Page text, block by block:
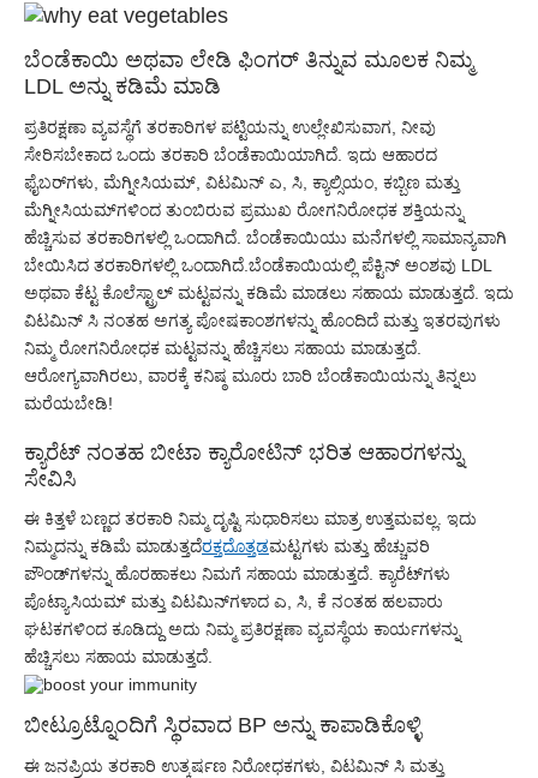
ಬೆಂಡೆಕಾಯಿ ಅಥವಾ ಲೇಡಿ ಫಿಂಗರ್ ತಿನ್ನುವ ಮೂಲಕ ನಿಮ್ಮ
LDL ಅನ್ನು ಕಡಿಮೆ ಮಾಡಿ
ಪ್ರತಿರಕ್ಷಣಾ ವ್ಯವಸ್ಥೆಗೆ ತರಕಾರಿಗಳ ಪಟ್ಟಿಯನ್ನು ಉಲ್ಲೇಖಿಸುವಾಗ, ನೀವು
ಸೇರಿಸಬೇಕಾದ ಒಂದು ತರಕಾರಿ ಬೆಂಡೆಕಾಯಿಯಾಗಿದೆ. ಇದು ಆಹಾರದ
ಫೈಬರ್‌ಗಳು, ಮೆಗ್ನೀಸಿಯಮ್, ವಿಟಮಿನ್ ಎ, ಸಿ, ಕ್ಯಾಲ್ಸಿಯಂ, ಕಬ್ಬಿಣ ಮತ್ತು
ಮೆಗ್ನೀಸಿಯಮ್‌ಗಳಿಂದ ತುಂಬಿರುವ ಪ್ರಮುಖ ರೋಗನಿರೋಧಕ ಶಕ್ತಿಯನ್ನು
ಹೆಚ್ಚಿಸುವ ತರಕಾರಿಗಳಲ್ಲಿ ಒಂದಾಗಿದೆ. ಬೆಂಡೆಕಾಯಿಯು ಮನೆಗಳಲ್ಲಿ ಸಾಮಾನ್ಯವಾಗಿ
ಬೇಯಿಸಿದ ತರಕಾರಿಗಳಲ್ಲಿ ಒಂದಾಗಿದೆ.ಬೆಂಡೆಕಾಯಿಯಲ್ಲಿ ಪೆಕ್ಟಿನ್ ಅಂಶವು LDL
ಅಥವಾ ಕೆಟ್ಟ ಕೊಲೆಸ್ಟ್ರಾಲ್ ಮಟ್ಟವನ್ನು ಕಡಿಮೆ ಮಾಡಲು ಸಹಾಯ ಮಾಡುತ್ತದೆ. ಇದು
ವಿಟಮಿನ್ ಸಿ ನಂತಹ ಅಗತ್ಯ ಪೋಷಕಾಂಶಗಳನ್ನು ಹೊಂದಿದೆ ಮತ್ತು ಇತರವುಗಳು
ನಿಮ್ಮ ರೋಗನಿರೋಧಕ ಮಟ್ಟವನ್ನು ಹೆಚ್ಚಿಸಲು ಸಹಾಯ ಮಾಡುತ್ತದೆ.
ಆರೋಗ್ಯವಾಗಿರಲು, ವಾರಕ್ಕೆ ಕನಿಷ್ಠ ಮೂರು ಬಾರಿ ಬೆಂಡೆಕಾಯಿಯನ್ನು ತಿನ್ನಲು
ಮರೆಯಬೇಡಿ!
ಕ್ಯಾರೆಟ್ ನಂತಹ ಬೀಟಾ ಕ್ಯಾರೋಟಿನ್ ಭರಿತ ಆಹಾರಗಳನ್ನು
ಸೇವಿಸಿ
ಈ ಕಿತ್ತಳೆ ಬಣ್ಣದ ತರಕಾರಿ ನಿಮ್ಮ ದೃಷ್ಟಿ ಸುಧಾರಿಸಲು ಮಾತ್ರ ಉತ್ತಮವಲ್ಲ. ಇದು
ನಿಮ್ಮದನ್ನು ಕಡಿಮೆ ಮಾಡುತ್ತದೆರಕ್ತದೊತ್ತಡಮಟ್ಟಗಳು ಮತ್ತು ಹೆಚ್ಚುವರಿ
ಪೌಂಡ್‌ಗಳನ್ನು ಹೊರಹಾಕಲು ನಿಮಗೆ ಸಹಾಯ ಮಾಡುತ್ತದೆ. ಕ್ಯಾರೆಟ್‌ಗಳು
ಪೊಟ್ಯಾಸಿಯಮ್ ಮತ್ತು ವಿಟಮಿನ್‌ಗಳಾದ ಎ, ಸಿ, ಕೆ ನಂತಹ ಹಲವಾರು
ಘಟಕಗಳಿಂದ ಕೂಡಿದ್ದು ಅದು ನಿಮ್ಮ ಪ್ರತಿರಕ್ಷಣಾ ವ್ಯವಸ್ಥೆಯ ಕಾರ್ಯಗಳನ್ನು
ಹೆಚ್ಚಿಸಲು ಸಹಾಯ ಮಾಡುತ್ತದೆ.
ಬೀಟ್ರೂಟ್ನೊಂದಿಗೆ ಸ್ಥಿರವಾದ BP ಅನ್ನು ಕಾಪಾಡಿಕೊಳ್ಳಿ
ಈ ಜನಪ್ರಿಯ ತರಕಾರಿ ಉತ್ಕರ್ಷಣ ನಿರೋಧಕಗಳು, ವಿಟಮಿನ್ ಸಿ ಮತ್ತು